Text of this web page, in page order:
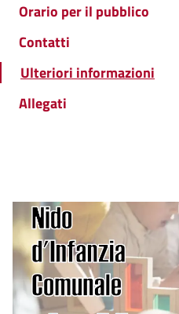
Orario per il pubblico
Contatti
Ulteriori informazioni
Allegati